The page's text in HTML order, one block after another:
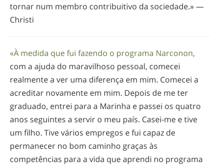
tornar num membro contribuitivo da sociedade.» —
Christi
«À medida que fui fazendo o programa Narconon,
com a ajuda do maravilhoso pessoal, comecei
realmente a ver uma diferença em mim. Comecei a
acreditar novamente em mim. Depois de me ter
graduado, entrei para a Marinha e passei os quatro
anos seguintes a servir o meu país. Casei-me e tive
um filho. Tive vários empregos e fui capaz de
permanecer no bom caminho graças às
competências para a vida que aprendi no programa